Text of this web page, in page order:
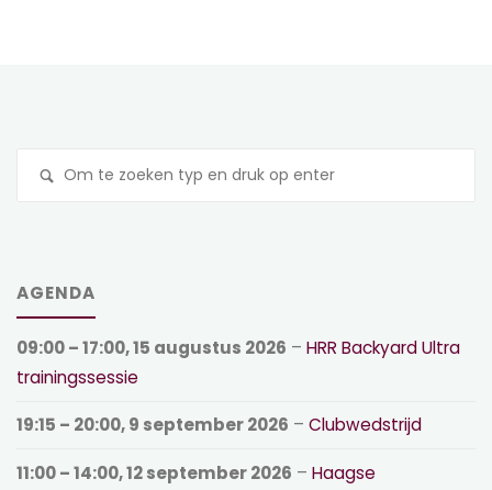
AGENDA
09:00– 17:00,15 augustus 2026 –HRR Backyard Ultra
trainingssessie
19:15 – 20:00,9 september 2026 –Clubwedstrijd
11:00– 14:00,12 september 2026 –Haagse